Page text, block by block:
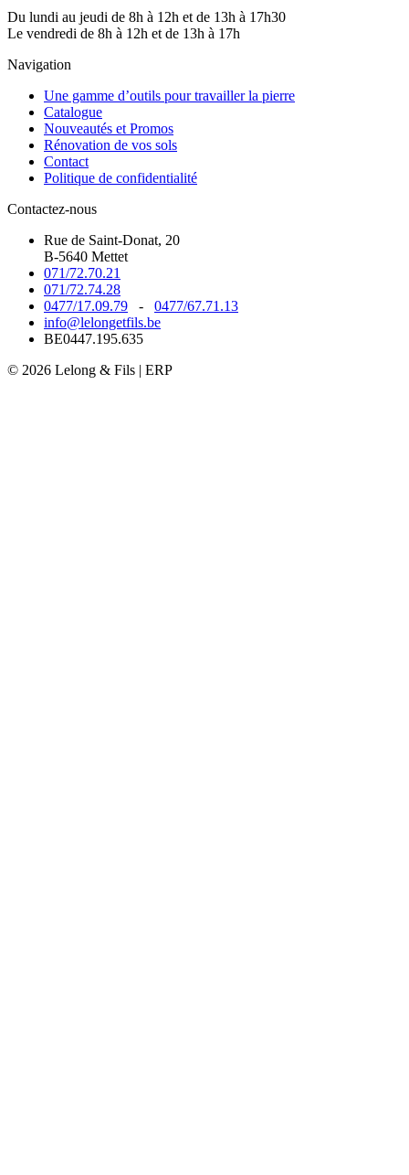
Du lundi au jeudi de 8h à 12h et de 13h à 17h30
Le vendredi de 8h à 12h et de 13h à 17h
Navigation
Une gamme d’outils pour travailler la pierre
Catalogue
Nouveautés et Promos
Rénovation de vos sols
Contact
Politique de confidentialité
Contactez-nous
Rue de Saint-Donat, 20
B-5640 Mettet
071/72.70.21
071/72.74.28
0477/17.09.79 - 0477/67.71.13
info@lelongetfils.be
BE0447.195.635
© 2026 Lelong & Fils | ERP